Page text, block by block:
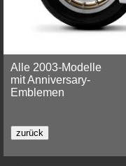
Alle 2003-Modelle
mit Anniversary-
Emblemen